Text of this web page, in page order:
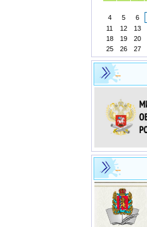
4
5 6
11
12 13
18
19 20
25
26 27
...
...